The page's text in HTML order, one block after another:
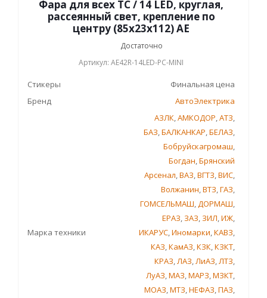
Фара для всех ТС / 14 LED, круглая,
рассеянный свет, крепление по
центру (85х23х112) AE
Достаточно
Артикул: AE42R-14LED-PC-MINI
Стикеры
Финальная цена
Бренд
АвтоЭлектрика
Марка техники
АЗЛК,АМКОДОР,АТЗ,
БАЗ,БАЛКАНКАР,БЕЛАЗ,
Бобруйскагромаш,
Богдан,Брянский
Арсенал,ВАЗ,ВГТЗ,ВИС,
Волжанин,ВТЗ,ГАЗ,
ГОМСЕЛЬМАШ,ДОРМАШ,
ЕРАЗ, ЗАЗ, ЗИЛ,ИЖ,
ИКАРУС,Иномарки,КАВЗ,
КАЗ,КамАЗ,КЗК,КЗКТ,
КРАЗ,ЛАЗ,ЛиАЗ,ЛТЗ,
ЛуАЗ,МАЗ,МАРЗ,МЗКТ,
МОАЗ,МТЗ,НЕФАЗ,ПАЗ,